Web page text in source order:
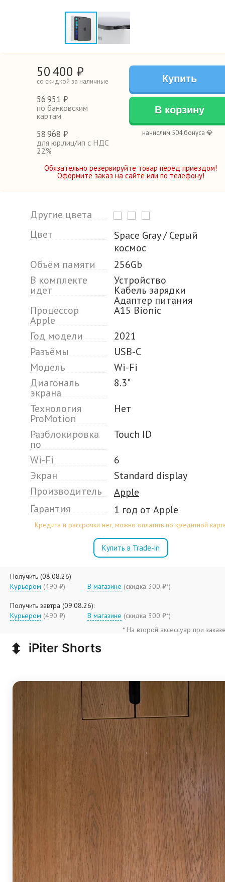
50400 ₽
со скидкой за наличные
56951 ₽
по банковским
картам
58968 ₽
для юр.лиц/ип с НДС
22%
Купить
В корзину
начислим 504 бонуса 💎
Обязательно резервируйте товар перед приездом!
Оформите заказ на сайте или по телефону!
Другие цвета
Цвет
Space Gray / Серый
космос
Объём памяти
256Gb
В комплекте
идёт
Устройство
Кабель зарядки
Адаптер питания
Процессор
Apple
A15 Bionic
Год модели
2021
Разъёмы
USB-C
Модель
Wi-Fi
Диагональ
экрана
8.3"
Технология
ProMotion
Нет
Разблокировка
по
Touch ID
Wi-Fi
6
Экран
Standard display
Производитель
Apple
Гарантия
1 год от Apple
Кредита и рассрочки нет, можно оплатить по кредитной
Купить в Trade-in
Получить (08.08.26)
Курьером (490 ₽) В магазине (скидка 300 ₽*)
Получить завтра (09.08.26):
Курьером (490 ₽) В магазине (скидка 300 ₽*)
* На второй аксессуар при
⬍ iPiter Shorts